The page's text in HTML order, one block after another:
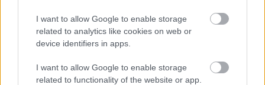
I want to allow Google to enable storage
related to analytics like cookies on web or
device identifiers in apps.
I want to allow Google to enable storage
related to functionality of the website or app.